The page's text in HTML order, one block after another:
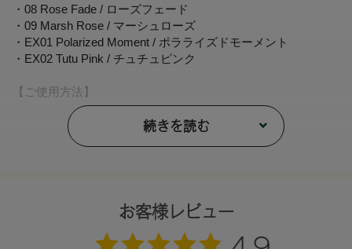
・08 Rose Fade / ローズフェード
・09 Marsh Rose / マーシュローズ
・EX01 Polarized Moment / ポラライズドモーメント
・EX02 Tutu Pink / チュチュピンク
【ご使用方法】
指やチップなどで適量をとり、まぶたや頬、フェイスライン
などにぼかします。
トリエチルヘキサノイン、フェニルトリメチコン、水添ポリ
イソブテン、パルミチン酸デキストリン、セルロース、ミツ
続きを読む
お客様レビュー